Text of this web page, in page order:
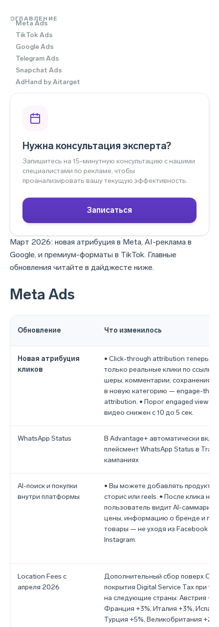
ОГЛАВЛЕНИЕ
Meta Ads
TikTok Ads
Google Ads
Telegram Ads
Snapchat Ads
AdHand by Aitarget
Нужна консультация эксперта?
Запишитесь на 15-минутную консультацию с нашими
специалистами по рекламе, чтобы
проанализировать вашу текущую эффективность.
Записаться
Март 2026: новая атрибуция в Meta, AI-реклама в
Google, и премиум-форматы в TikTok. Главные
обновления читайте в дайджесте ниже.
Meta Ads
Обновление Что изменилось
Новая атрибуция
кликов
• Click-through attribution теперь
только реальные клики по ссылке.
шеры, комментарии, сохранения
в новую категорию — engage-
attribution. • Порог engaged view
видео снижен с 10 до 5 сек.
WhatsApp Status
В Advantage+ автоматически
плейсмент WhatsApp Status в
кампаниях
AI-поиск и покупки
внутри платформы
• Вы можете добавлять продукты
сторис или reels. • После клика на
пользователь видит AI-саммари
цены, информацию о бренде и
товары — не уходя из Facebook
Instagram.
Location Fees с
апреля 2026
Дополнительный сбор поверх
покрытия Digital Service Tax при
на следующие страны: Австрия
Франция +3%, Италия +3%,
Турция +5%, Великобритания +2%.